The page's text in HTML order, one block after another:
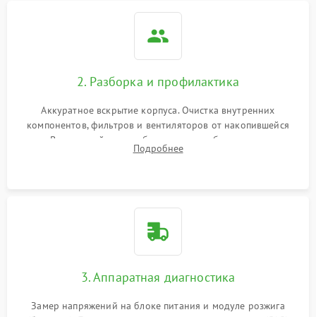
2. Разборка и профилактика
Аккуратное вскрытие корпуса. Очистка внутренних
компонентов, фильтров и вентиляторов от накопившейся
пыли. Визуальный осмотр блока питания, балласта лампы и
материнской платы на наличие прогаров или вздутых
Подробнее
3. Аппаратная диагностика
Замер напряжений на блоке питания и модуле розжига